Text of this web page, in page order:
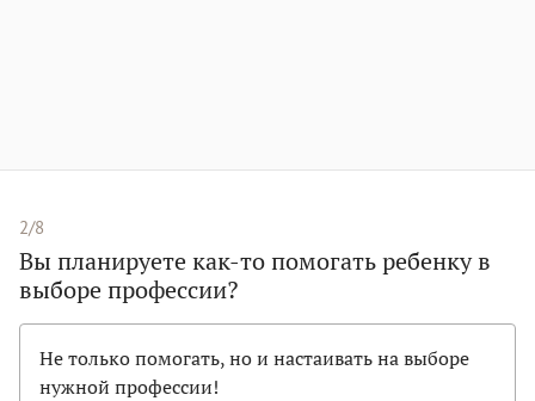
2/8
Вы планируете как-то помогать ребенку в
выборе профессии?
Не только помогать, но и настаивать на выборе
нужной профессии!